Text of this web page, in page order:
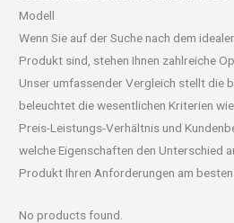
Modell
Wenn Sie auf der Suche nach dem
Produkt sind, stehen Ihnen zahlreiche
Unser umfassender Vergleich stellt die
beleuchtet die wesentlichen Kriterien
Preis-Leistungs-Verhältnis und
welche Eigenschaften den Unterschied
Produkt Ihren Anforderungen am
No products found.